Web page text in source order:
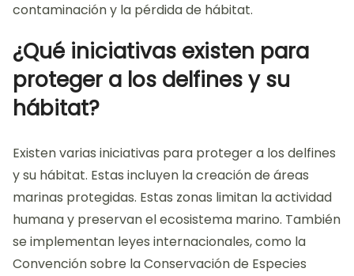
contaminación y la pérdida de hábitat.
¿Qué iniciativas existen para
proteger a los delfines y su
hábitat?
Existen varias iniciativas para proteger a los delfines
y su hábitat. Estas incluyen la creación de áreas
marinas protegidas. Estas zonas limitan la actividad
humana y preservan el ecosistema marino. También
se implementan leyes internacionales, como la
Convención sobre la Conservación de Especies